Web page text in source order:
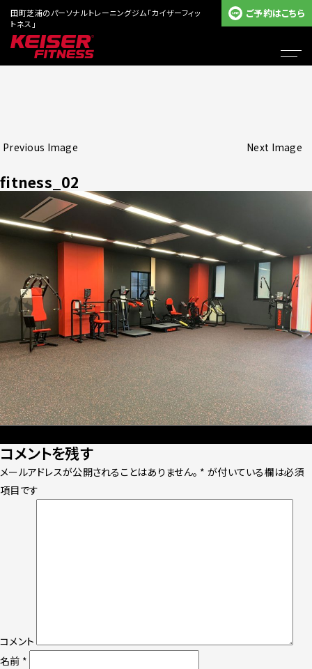
田町芝浦のパーソナルトレーニングジム「カイザーフィッ
トネス」
ご予約はこちら
Previous Image Next Image
fitness_02
on
size
コメントを残す
メールアドレスが公開されることはありません。 * が付いている欄は必須
項目です
コメント
名前 *